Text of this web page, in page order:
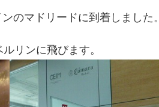
のマドリードに到着しました。
リンに飛びます。